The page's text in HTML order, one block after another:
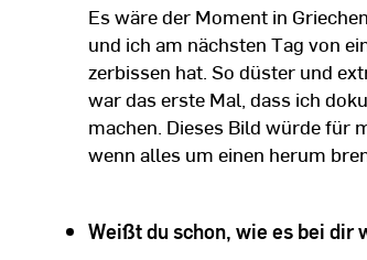
Es wäre der Moment in
und ich am nächsten Tag von
zerbissen hat. So düster und
war das erste Mal, dass ich
machen. Dieses Bild würde für
wenn alles um einen herum
Weißt du schon, wie es bei dir